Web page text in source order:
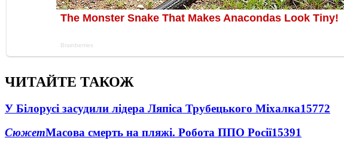
ЧИТАЙТЕ ТАКОЖ
У Білорусі засудили лідера Ляпіса Трубецького Міхалка15772
СюжетМасова смерть на пляжі. Робота ППО Росії15391